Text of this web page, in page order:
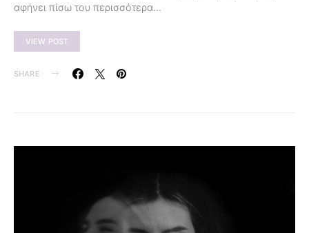
αφήνει πίσω του περισσότερα…
VIEW POST
SHARE